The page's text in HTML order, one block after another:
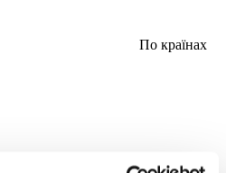
По країнах